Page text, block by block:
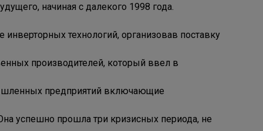
начиная с далекого 1998 года.
технологий, организовав поставку
производителей, который ввел в
предприятий включающие
успешно прошла три кризисных периода, не